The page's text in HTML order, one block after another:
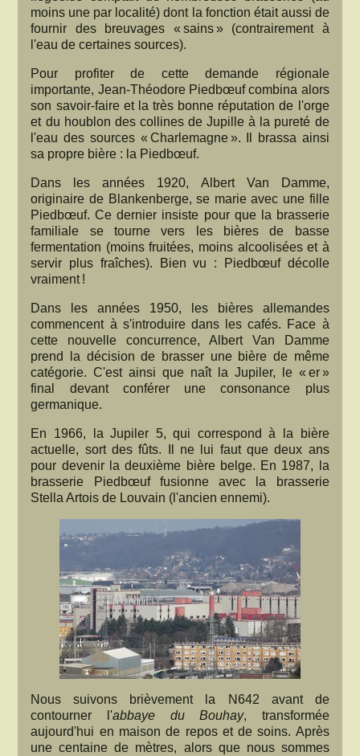
moins une par localité) dont la fonction était aussi de
fournir des breuvages « sains » (contrairement à
l'eau de certaines sources).
Pour profiter de cette demande régionale
importante, Jean-Théodore Piedbœuf combina alors
son savoir-faire et la très bonne réputation de l'orge
et du houblon des collines de Jupille à la pureté de
l'eau des sources « Charlemagne ». Il brassa ainsi
sa propre bière : la Piedbœuf.
Dans les années 1920, Albert Van Damme,
originaire de Blankenberge, se marie avec une fille
Piedbœuf. Ce dernier insiste pour que la brasserie
familiale se tourne vers les bières de basse
fermentation (moins fruitées, moins alcoolisées et à
servir plus fraîches). Bien vu : Piedbœuf décolle
vraiment !
Dans les années 1950, les bières allemandes
commencent à s'introduire dans les cafés. Face à
cette nouvelle concurrence, Albert Van Damme
prend la décision de brasser une bière de même
catégorie. C'est ainsi que naît la Jupiler, le « er »
final devant conférer une consonance plus
germanique.
En 1966, la Jupiler 5, qui correspond à la bière
actuelle, sort des fûts. Il ne lui faut que deux ans
pour devenir la deuxième bière belge. En 1987, la
brasserie Piedbœuf fusionne avec la brasserie
Stella Artois de Louvain (l'ancien ennemi).
Nous suivons brièvement la N642 avant de
contourner l'abbaye du Bouhay, transformée
aujourd'hui en maison de repos et de soins. Après
une centaine de mètres, alors que nous sommes